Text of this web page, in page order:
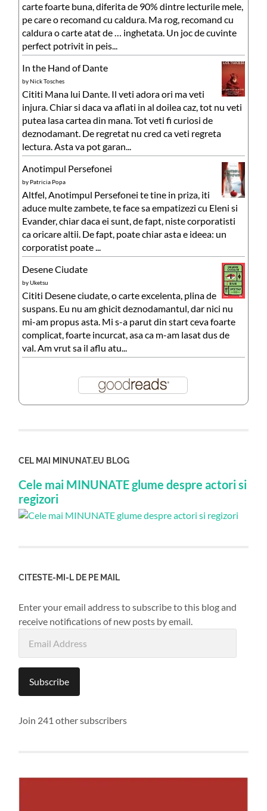
carte foarte buna, diferita de 90% dintre lecturile mele,
pe care o recomand cu caldura. Ma rog, recomand cu
caldura o carte atat de … inghetata. Un joc de cuvinte
perfect potrivit in peis...
In the Hand of Dante
byNick Tosches
Cititi Mana lui Dante. Il veti adora ori ma veti
injura. Chiar si daca va aflati in al doilea caz, tot nu veti
putea lasa cartea din mana. Tot veti fi curiosi de
deznodamant. De regretat nu cred ca veti regreta
lectura. Asta va pot garan...
Anotimpul Persefonei
by Patricia Popa
Altfel, Anotimpul Persefonei te tine in priza, iti
aduce multe zambete, te face sa empatizezi cu Eleni si
Evander, chiar daca ei sunt, de fapt, niste corporatisti
ca oricare altii. De fapt, poate chiar asta e ideea: un
corporatist poate ...
Desene Ciudate
byUketsu
Cititi Desene ciudate, o carte excelenta, plina de
suspans. Eu nu am ghicit deznodamantul, dar nici nu
mi-am propus asta. Mi s-a parut din start ceva foarte
complicat, foarte incurcat, asa ca m-am lasat dus de
val. Am vrut sa il aflu atu...
CEL MAI MINUNAT.EU BLOG
Cele mai MINUNATE glume despre actori si
regizori
CITESTE-MI-L DE PE MAIL
Enter your email address to subscribe to this blog and
receive notifications of new posts by email.
Address
Subscribe
Join 241 other subscribers